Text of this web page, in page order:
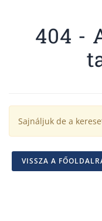
404 -
Sajnáljuk de a
VISSZA A